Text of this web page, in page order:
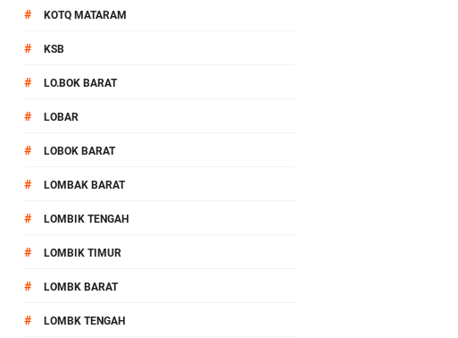
# KOTQ MATARAM
# KSB
# LO.BOK BARAT
# LOBAR
# LOBOK BARAT
# LOMBAK BARAT
# LOMBIK TENGAH
# LOMBIK TIMUR
# LOMBK BARAT
# LOMBK TENGAH